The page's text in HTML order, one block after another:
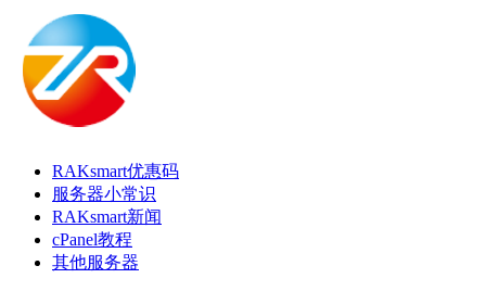
RAKsmart优惠码
服务器小常识
RAKsmart新闻
cPanel教程
其他服务器